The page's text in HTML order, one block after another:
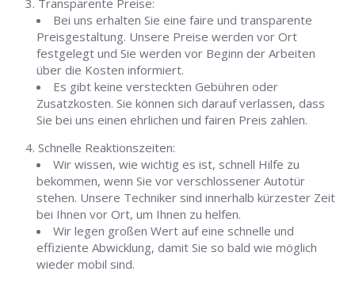
Transparente Preise:
Bei uns erhalten Sie eine faire und transparente
Preisgestaltung. Unsere Preise werden vor Ort
festgelegt und Sie werden vor Beginn der Arbeiten
über die Kosten informiert.
Es gibt keine versteckten Gebühren oder
Zusatzkosten. Sie können sich darauf verlassen, dass
Sie bei uns einen ehrlichen und fairen Preis zahlen.
Schnelle Reaktionszeiten:
Wir wissen, wie wichtig es ist, schnell Hilfe zu
bekommen, wenn Sie vor verschlossener Autotür
stehen. Unsere Techniker sind innerhalb kürzester Zeit
bei Ihnen vor Ort, um Ihnen zu helfen.
Wir legen großen Wert auf eine schnelle und
effiziente Abwicklung, damit Sie so bald wie möglich
wieder mobil sind.